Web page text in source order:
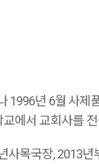
년 6월 사제
에서 교회사를
목국장, 2013